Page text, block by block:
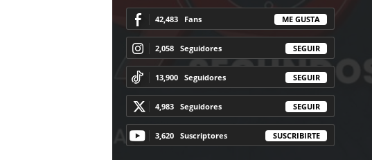
42,483 Fans ME GUSTA
2,058 Seguidores SEGUIR
13,900 Seguidores SEGUIR
4,983 Seguidores SEGUIR
3,620 Suscriptores SUSCRIBIRTE